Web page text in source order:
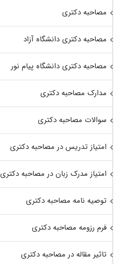
مصاحبه دکتری
مصاحبه دکتری دانشگاه آزاد
مصاحبه دکتری دانشگاه پیام نور
مدارک مصاحبه دکتری
سوالات مصاحبه دکتری
امتیاز تدریس در مصاحبه دکتری
امتیاز مدرک زبان در مصاحبه دکتری
توصیه نامه مصاحبه دکتری
فرم رزومه مصاحبه دکتری
تاثیر مقاله در مصاحبه دکتری